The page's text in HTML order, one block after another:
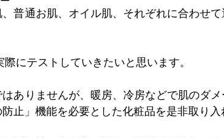
普通お肌、オイル肌、それぞれに合わせ
にテストしていきたいと思います。
ありませんが、暖房、冷房などで肌のダ
止」機能を必要とした化粧品を是非取り入